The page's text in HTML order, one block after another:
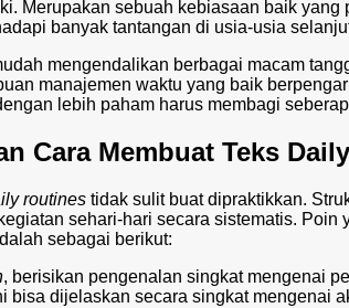
Merupakan sebuah kebiasaan baik
banyak tantangan di usia-usia
mengendalikan berbagai macam
manajemen waktu yang baik
lebih paham harus membagi
Cara Membuat Teks
routines tidak sulit buat dipraktikkan.
sehari-hari secara sistematis. Poin
sebagai berikut:
, berisikan pengenalan singkat mengenai
bisa dijelaskan secara singkat mengenai